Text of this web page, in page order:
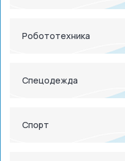
Робототехника
Спецодежда
Спорт